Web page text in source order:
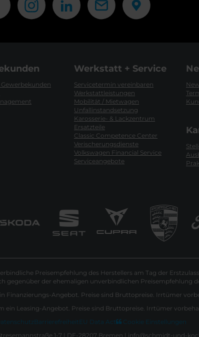
Werkstatt + Service
Servicetermin vereinbaren
Werkstattleistungen
Mobilität / Mietwagen
Unfallinstandsetzung
Karosserie- & Lackzentrum
Ersatzteile
Classic Competence Center
Verischerungsdienste
Volkswagen Financial Service
Serviceangebote
Preisempfehlung des Herstellers am Tag der
gegenüber der ehemaligen unverbindlichen Preisempfehlung
Finanzierungs-Angebot. Preise sind Bruttopreise. Irrtümer
ein Leasing-Angebot. Preise sind Bruttopreise. Irrtümer
Barrierefreiheit EU Data Act
Cookie Einstellungen
1-7 | DE-28207 Bremen | info@schmidt-und-